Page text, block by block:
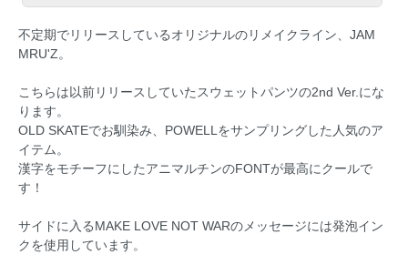
不定期でリリースしているオリジナルのリメイクライン、JAM
MRU'Z。
こちらは以前リリースしていたスウェットパンツの2nd Ver.にな
ります。
OLD SKATEでお馴染み、POWELLをサンプリングした人気のア
イテム。
漢字をモチーフにしたアニマルチンのFONTが最高にクールで
す！
サイドに入るMAKE LOVE NOT WARのメッセージには発泡イン
クを使用しています。